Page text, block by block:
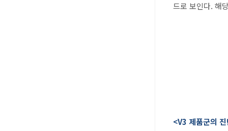
드로 보인다. 해
<V3 제품군의